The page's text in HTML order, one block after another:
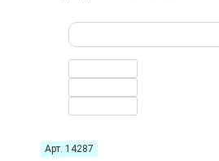
Арт. 14287